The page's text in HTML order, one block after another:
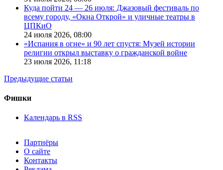
Куда пойти 24 — 26 июля: Джазовый фестиваль по
всему городу, «Окна Открой» и уличные театры в
ЦПКиО
24 июля 2026, 08:00
«Испания в огне» и 90 лет спустя: Музей истории
религии открыл выставку о гражданской войне
23 июля 2026, 11:18
Предыдущие статьи
Фишки
Календарь в RSS
Партнёры
О сайте
Контакты